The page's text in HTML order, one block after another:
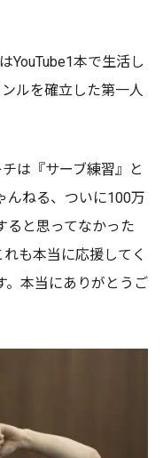
YouTube1本で生活し
ンルを確立した第一人
は『サーブ練習』と
んねる、ついに100万
ると思ってなかった
も本当に応援してく
。本当にありがとうご